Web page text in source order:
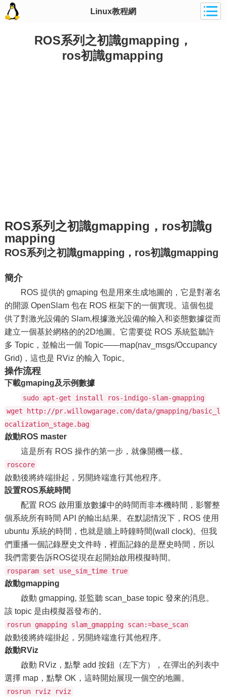
Linux教程網
ROS系列之初識gmapping，
ros初識gmapping
ROS系列之初識gmapping，ros初識g
mapping
ROS系列之初識gmapping，ros初識gmapping
簡介
ROS 提供的 gmaping 包是用來生成地圖的，它是對著名
的開源 OpenSlam 包在 ROS 框架下的一個實現。這個包提
供了對激光設備的 Slam,根據激光設備的輸入和姿態數據從而
建立一個基於網格的的2D地圖。它需要從 ROS 系統監聽許
多 Topic，並輸出一個 Topic——map(nav_msgs/Occupancy
Grid)，這也是 RViz 的輸入 Topic。
操作流程
下載gmaping及示例數據
sudo apt-get install ros-indigo-slam-gmapping
wget http://pr.willowgarage.com/data/gmapping/basic_l
ocalization_stage.bag
啟動ROS master
這是所有 ROS 操作的第一步，就像開機一樣。
roscore
啟動後將終端掛起，另開終端進行其他程序。
設置ROS系統時間
配置 ROS 啟用重放數據中的時間而非本機時間，影響整
個系統所有時間 API 的輸出結果。在默認情況下，ROS 使用
ubuntu 系統的時間，也就是牆上時鐘時間(wall clock)。但我
們重播一個記錄歷史文件時，裡面記錄的是歷史時間，所以
我們需要告訴ROS從現在起開始啟用模擬時間。
rosparam set use_sim_time true
啟動gmapping
啟動 gmapping, 並監聽 scan_base topic 發來的消息。
該 topic 是由模擬器發布的。
rosrun gmapping slam_gmapping scan:=base_scan
啟動後將終端掛起，另開終端進行其他程序。
啟動RViz
啟動 RViz，點擊 add 按鈕（左下方），在彈出的列表中
選擇 map，點擊 OK，這時開始展現一個空的地圖。
rosrun rviz rviz